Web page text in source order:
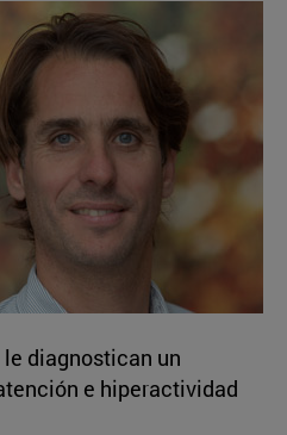
diagnostican un
e hiperactividad